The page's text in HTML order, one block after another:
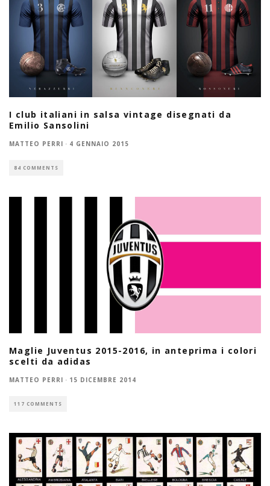
I club italiani in salsa vintage disegnati da
Emilio Sansolini
MATTEO PERRI · 4 GENNAIO 2015
84 COMMENTS
Maglie Juventus 2015-2016, in anteprima i colori
scelti da adidas
MATTEO PERRI · 15 DICEMBRE 2014
117 COMMENTS